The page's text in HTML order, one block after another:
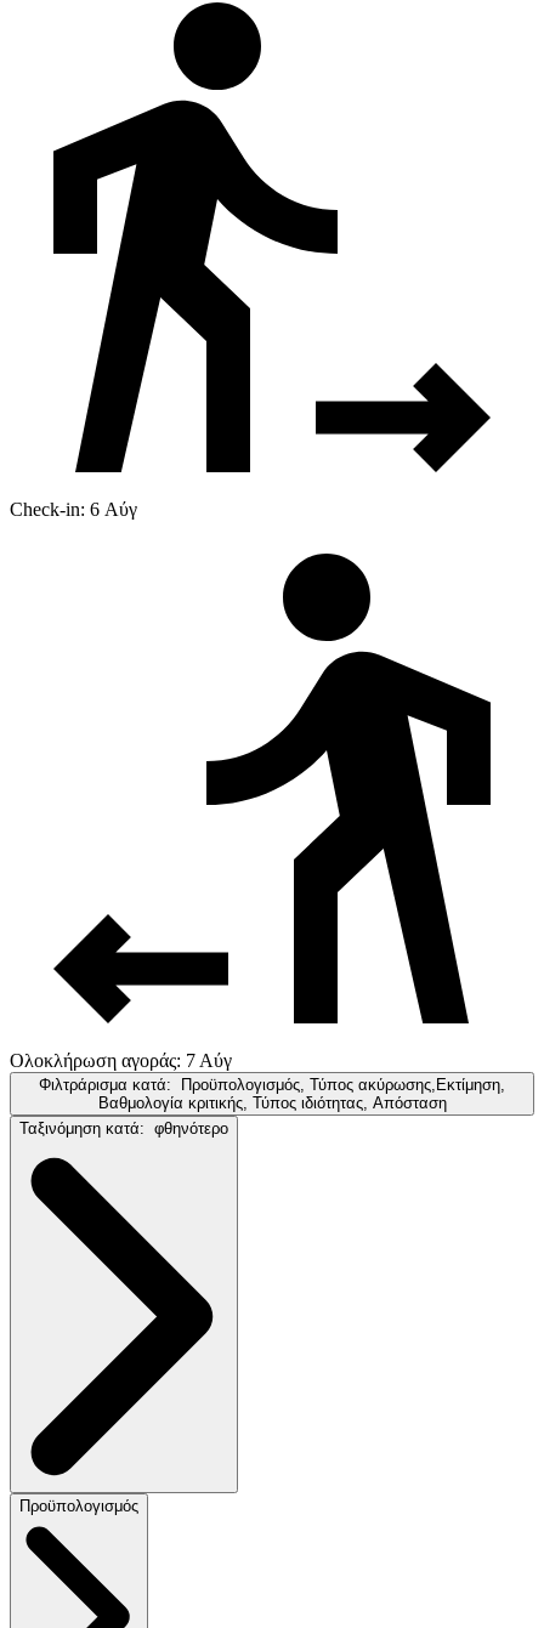
Check-in: 6 Αύγ
Ολοκλήρωση αγοράς: 7 Αύγ
Φιλτράρισμα κατά:
Προϋπολογισμός, Τύπος ακύρωσης,Εκτίμηση,
Βαθμολογία κριτικής, Τύπος ιδιότητας, Απόσταση
Ταξινόμηση κατά: φθηνότερο
Προϋπολογισμός